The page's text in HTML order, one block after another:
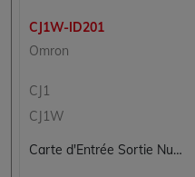
CJ1W-ID201
Omron
CJ1
CJ1W
Carte d'Entrée Sortie Numérique OMRON CJ1W-ID201 pour Contrôle Commande